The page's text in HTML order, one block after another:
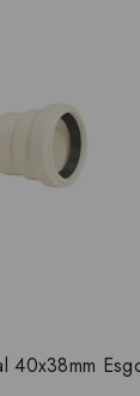
40x38mm